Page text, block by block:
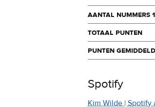
aantal nummers 1
totaal punten
punten gemiddeld
Spotify
Kim Wilde | Spotify